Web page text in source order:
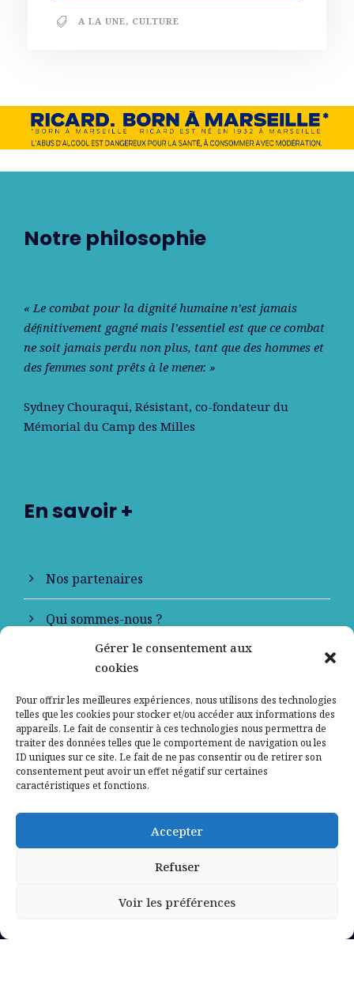
Gérer le consentement aux
cookies
Pour offrir les meilleures expériences, nous utilisons des technologies
telles que les cookies pour stocker et/ou accéder aux informations des
appareils. Le fait de consentir à ces technologies nous permettra de
traiter des données telles que le comportement de navigation ou les
ID uniques sur ce site. Le fait de ne pas consentir ou de retirer son
consentement peut avoir un effet négatif sur certaines
caractéristiques et fonctions.
Accepter
Refuser
Voir les préférences
A LA UNE, CULTURE
Notre philosophie
« Le combat pour la dignité humaine n’est jamais
déﬁnitivement gagné mais l’essentiel est que ce combat
ne soit jamais perdu non plus, tant que des hommes et
des femmes sont prêts à le mener. »
Sydney Chouraqui, Résistant, co-fondateur du
Mémorial du Camp des Milles
En savoir +
Nos partenaires
Qui sommes-nous ?
Contactez-nous
Mentions légales
Politique de confidentialité